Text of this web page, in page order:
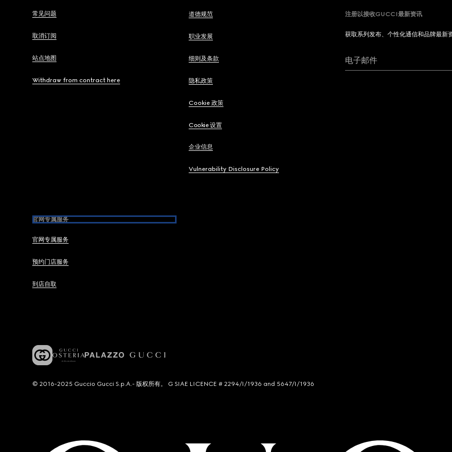
常见问题
取消订阅
站点地图
Withdraw from contract here
道德规范
职业发展
细则及条款
隐私政策
Cookie 政策
Cookie 设置
企业信息
Vulnerability Disclosure Policy
官网专属服务
官网专属服务
预约门店服务
到店自取
注册以接收GUCCI最新资讯
获取系列发布、个性化通信和品牌最新
电子邮件
© 2016-2025 Guccio Gucci S.p.A.- 版权所有。 G SIAE LICENCE # 2294/I/1936 and 5647/I/1936